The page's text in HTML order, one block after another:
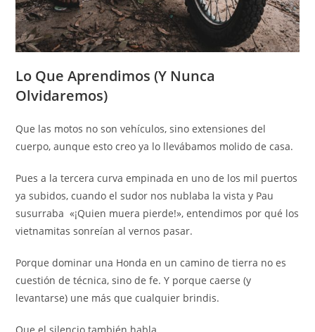
Lo Que Aprendimos (Y Nunca
Olvidaremos)
Que las motos no son vehículos, sino extensiones del
cuerpo, aunque esto creo ya lo llevábamos molido de casa.
Pues a la tercera curva empinada en uno de los mil puertos
ya subidos, cuando el sudor nos nublaba la vista y Pau
susurraba «¡Quien muera pierde!», entendimos por qué los
vietnamitas sonreían al vernos pasar.
Porque dominar una Honda en un camino de tierra no es
cuestión de técnica, sino de fe. Y porque caerse (y
levantarse) une más que cualquier brindis.